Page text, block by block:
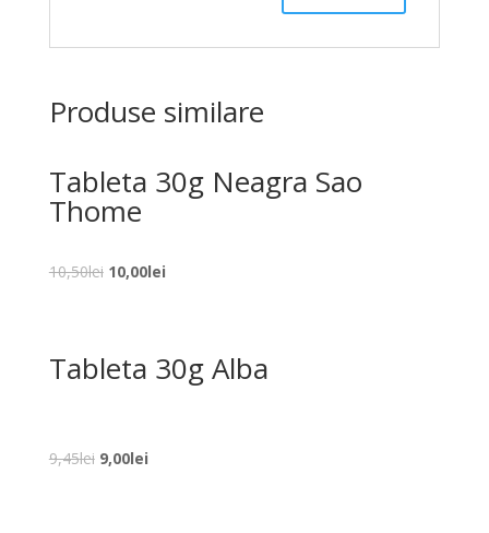
Produse similare
Tableta 30g Neagra Sao
Thome
10,50lei Prețul
10,50lei.
10,00leiPrețul
Tableta 30g Alba
9,45lei Prețul
9,00leiPrețul